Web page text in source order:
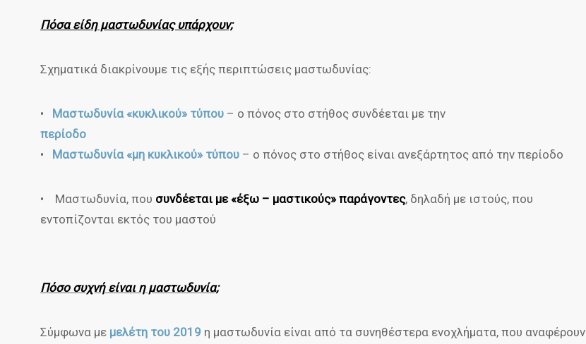
Πόσα είδη μαστωδυνίας υπάρχουν;
Σχηματικά διακρίνουμε τις εξής περιπτώσεις μαστωδυνίας:
• Μαστωδυνία «κυκλικού» τύπου – ο πόνος στο στήθος συνδέεται με την
περίοδο
•
Μαστωδυνία «μη κυκλικού» τύπου – ο πόνος στο στήθος είναι ανεξάρτητος από την περίοδο
• Μαστωδυνία, που συνδέεται με «έξω – μαστικούς» παράγοντες, δηλαδή με ιστούς, που
εντοπίζονται εκτός του μαστού
Πόσο συχνή είναι η μαστωδυνία;
Σύμφωνα με μελέτη του 2019 η μαστωδυνία είναι από τα συνηθέστερα ενοχλήματα, που αναφέρουν